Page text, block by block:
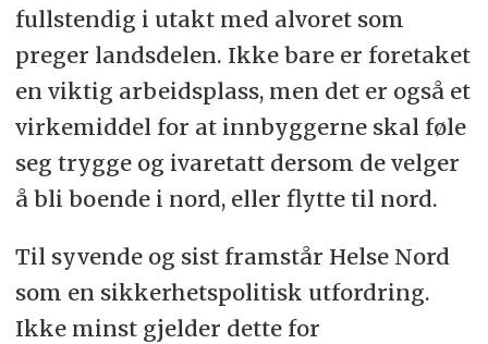
fullstendig i utakt med alvoret som
preger landsdelen. Ikke bare er foretaket
en viktig arbeidsplass, men det er også et
virkemiddel for at innbyggerne skal føle
seg trygge og ivaretatt dersom de velger
å bli boende i nord, eller flytte til nord.
Til syvende og sist framstår Helse Nord
som en sikkerhetspolitisk utfordring.
Ikke minst gjelder dette for